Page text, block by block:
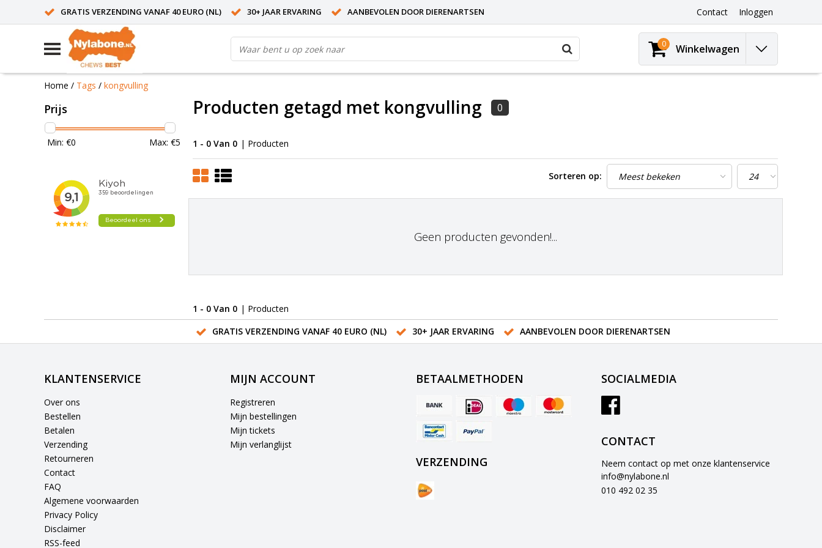
GRATIS VERZENDING VANAF 40 EURO (NL) 30+ JAAR ERVARING AANBEVOLEN DOOR DIERENARTSEN Contact Inloggen
0 Winkelwagen
Home / Tags / kongvulling
Prijs
Min: €0 Max: €5
Producten getagd met kongvulling 0
1 - 0 Van 0 | Producten
Sorteren op:
Geen producten gevonden!...
1 - 0 Van 0 | Producten
GRATIS VERZENDING VANAF 40 EURO (NL)
30+ JAAR ERVARING AANBEVOLEN DOOR DIERENARTSEN
KLANTENSERVICE
Over ons
Bestellen
Betalen
Verzending
Retourneren
Contact
FAQ
Algemene voorwaarden
Privacy Policy
Disclaimer
RSS-feed
MIJN ACCOUNT
Registreren
Mijn bestellingen
Mijn tickets
Mijn verlanglijst
BETAALMETHODEN
VERZENDING
SOCIALMEDIA
CONTACT
Neem contact op met onze klantenservice
info@nylabone.nl
010 492 02 35